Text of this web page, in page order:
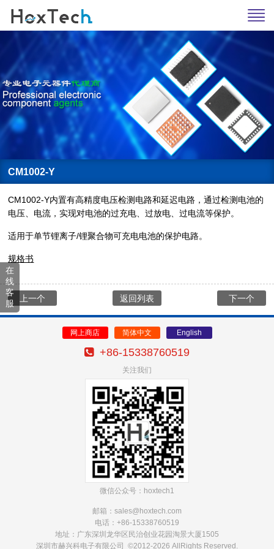
CM1002-Y
CM1002-Y内置有高精度电压检测电路和延迟电路，通过检测电池的
电压、电流，实现对电池的过充电、过放电、过电流等保护。
适用于单节锂离子/锂聚合物可充电电池的保护电路。
规格书
上一个 下一个
返回列表
网上商店 简体中文 English
+86-15338760519
关注我们
微信公众号：hoxtech1
邮箱：sales@hoxtech.com
电话：+86-15338760519
地址：广东深圳龙华区民治创业花园淘景大厦1505
深圳市赫兴科电子有限公司 ©2012-2026 AllRights Reserved.
在
线
客
服